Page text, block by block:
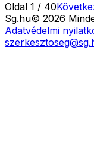
Oldal 1 / 40
Sg.hu© 2026
Adatvédelmi